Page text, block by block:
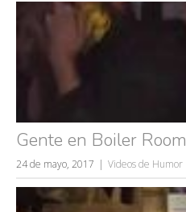
Gente en Boiler Room
24 de mayo, 2017 Videos de Humor